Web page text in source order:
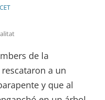
de la
a un
y que al